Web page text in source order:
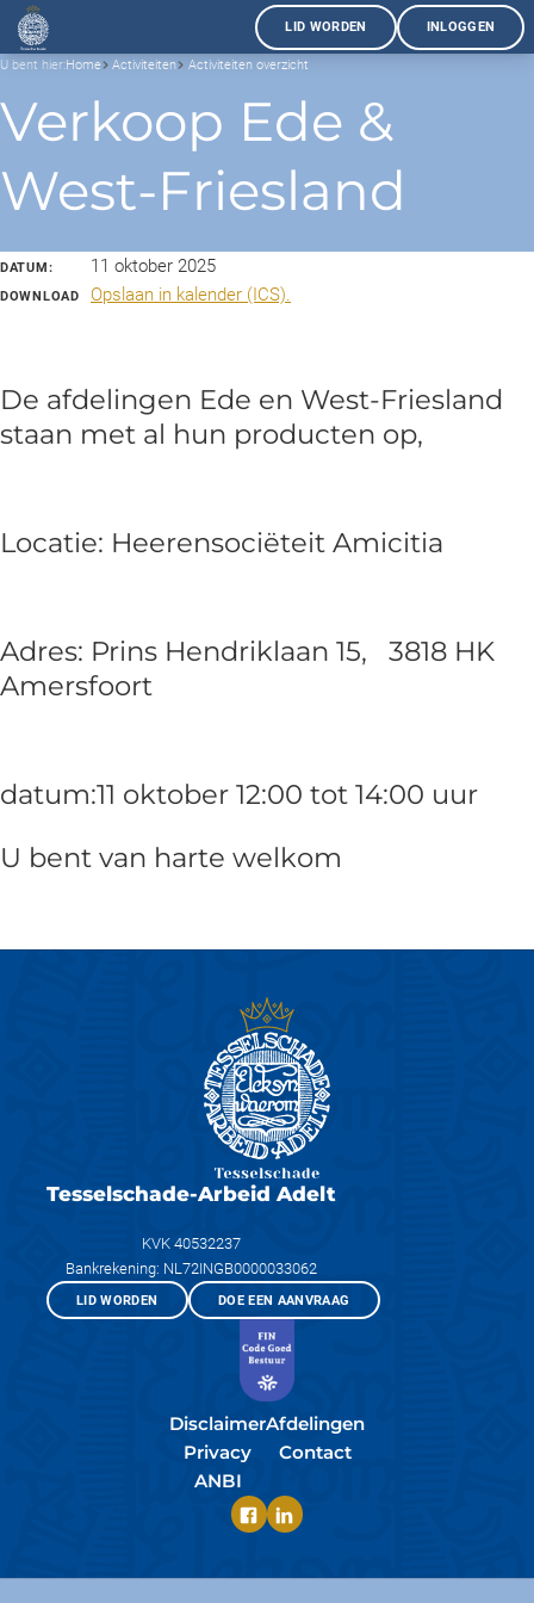
LID WORDEN INLOGGEN
U bent hier:Home Activiteiten Activiteiten overzicht
Verkoop Ede &
West-Friesland
DATUM: 11 oktober 2025
DOWNLOAD Opslaan in kalender (ICS).
De afdelingen Ede en West-Friesland
staan met al hun producten op,
Locatie: Heerensociëteit Amicitia
Adres: Prins Hendriklaan 15, 3818 HK
Amersfoort
datum:11 oktober 12:00 tot 14:00 uur
U bent van harte welkom
Tesselschade-Arbeid Adelt
KVK 40532237
Bankrekening: NL72INGB0000033062
LID WORDEN DOE EEN AANVRAAG
Disclaimer
Privacy
ANBI
Afdelingen
Contact